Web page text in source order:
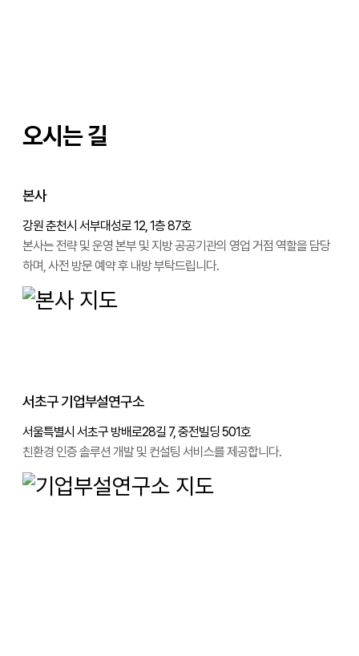
오시는 길
본사
강원 춘천시 서부대성로 12, 1층 87호
본사는 전략 및 운영 본부 및 지방 공공기관의 영업 거점 역할을 담당
하며, 사전 방문 예약 후 내방 부탁드립니다.
서초구 기업부설연구소
서울특별시 서초구 방배로28길 7, 중전빌딩 501호
친환경 인증 솔루션 개발 및 컨설팅 서비스를 제공합니다.